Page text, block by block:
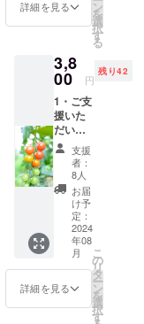
オーガニッ
ク野菜での
ク作りに励
みました。
母は病には
勝てず他界
してしまい
ました。
その後、
人の心と身
体に優しい
野菜を自分
の手で作
方々に食べ
のお届
ルーツ
コーン
のヤン
グコー
ン ・原
産国／
産地:日
イズ/重
量:40本
入り ・
保存方
法:冷蔵
らの商
品は、5
年前か
らクラ
いま
2024年
7月末
・受け
渡し方
法: クー
ル便で
のお届
称:北海
道産
茄子
きゅう
り
セット
・原産
国／産
地:日本
ズ/重量:
ちらの
枝豆、
旨味が
が止ま
らなく
なる美
味しさ
です。
是非
この機
会に食
べてみ
て下さ
(上記の
値段に
はクー
ル代金
を含む
送料が
詳細を見る ン
を
選
択
す
る
3,8
00 円
残り42
1・ご支
援いた
だいた
大切な
支援者
の方々
に御礼
のメー
北海道
産 ミ
ニトマ
ト (1㎏)
(上記
の値段
には
支援
者：
8人
お届
け予
定：
2024
年08
月
詳細を見る
こ
の
リ
タ
ー
ン
を
選
択
す